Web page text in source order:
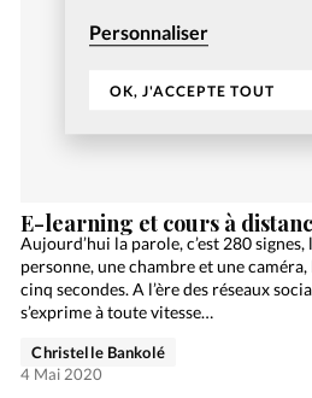
Personnaliser
OK, J'ACCEPTE TOUT
E-learning et cours à
Aujourd’hui la parole, c’est 280 signes,
personne, une chambre et une caméra,
cinq secondes. A l’ère des réseaux
s’exprime à toute vitesse…
Christelle Bankolé
4 Mai 2020